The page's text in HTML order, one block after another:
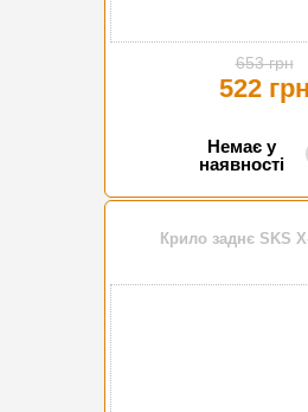
653 грн
522 грн
Немає у
наявності
Крило заднє SKS